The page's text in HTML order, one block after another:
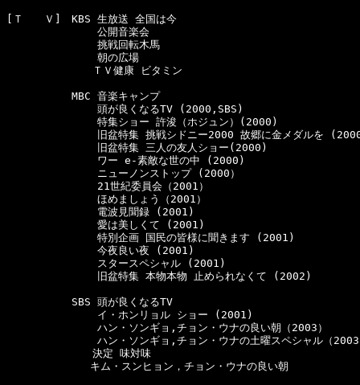
[Ｔ　　Ｖ]　KBS 生放送 全国は今
  　　　　　    公開音楽会
  　　　　　    挑戦回転木馬
  　　　　　    朝の広場
  　　　　　　　ＴＶ健康 ビタミン
  　　　　　MBC 音楽キャンプ
  　　　　　    頭が良くなるTV (2000,SBS)
  　　　　　    特集ショー 許浚（ホジュン）(2000)
　　　　　    旧盆特集 挑戦シドニー2000 故郷に金メダルを
  　　　　　    旧盆特集 三人の友人ショー(2000)
  　　　　　    ワー e-素敵な世の中 (2000)
  　　　　　    ニューノンストップ (2000）
  　　　　　    21世紀委員会（2001）
  　　　　　    ほめましょう（2001）
  　　　　　    電波見聞録 (2001)
  　　　　　    愛は美しくて (2001)
  　　　　　    特別企画 国民の皆様に聞きます (2001)
  　　　　　    今夜良い夜 (2001)
  　　　　　    スタースペシャル (2001)
  　　　　　    旧盆特集 本物本物 止められなくて (2002)
  　　　　　SBS 頭が良くなるTV
  　　　　　    イ・ホンリョル ショー (2001)
  　　　　　    ハン・ソンギョ,チョン・ウナの良い朝（2003）
　　　　　    ハン・ソンギョ,チョン・ウナの土曜スペシャル（
  　　　　　　　決定 味対味
キム・スンヒョン，チョン・ウナの良い朝